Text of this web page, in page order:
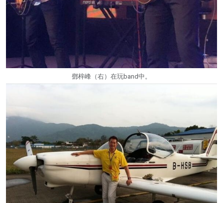
鄧梓峰（右）在玩band中。